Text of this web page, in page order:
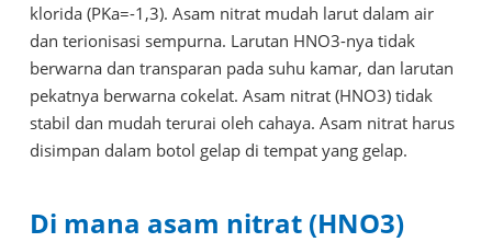
klorida (PKa=-1,3). Asam nitrat mudah larut dalam air
dan terionisasi sempurna. Larutan HNO3-nya tidak
berwarna dan transparan pada suhu kamar, dan larutan
pekatnya berwarna cokelat. Asam nitrat (HNO3) tidak
stabil dan mudah terurai oleh cahaya. Asam nitrat harus
disimpan dalam botol gelap di tempat yang gelap.
Di mana asam nitrat (HNO3)